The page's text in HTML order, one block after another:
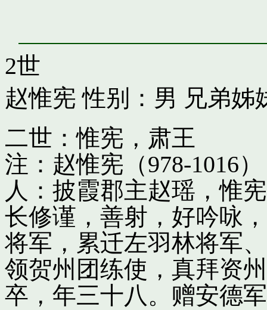
2世
赵惟宪 性别：男 兄弟姊
二世：惟宪，肃王
注：赵惟宪（978-1016
人：披霞郡主赵瑶，惟
长修谨，善射，好吟咏
将军，累迁左羽林将军
领贺州团练使，真拜资
卒，年三十八。赠安德